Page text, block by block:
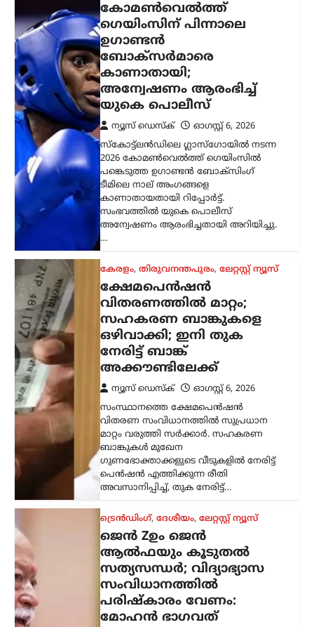
കേരളം,തിരുവനന്തപുരം,ലേറ്റസ്റ്റ് ന്യൂസ്
ക്ഷേമപെൻഷൻ
വിതരണത്തിൽ മാറ്റം;
സഹകരണ ബാങ്കുകളെ
ഒഴിവാക്കി; ഇനി തുക
നേരിട്ട് ബാങ്ക്
അക്കൗണ്ടിലേക്ക്
ന്യൂസ് ഡെസ്ക്
ഓഗസ്റ്റ്‌ 6, 2026
സംസ്ഥാനത്തെ ക്ഷേമപെൻഷൻ
വിതരണ സംവിധാനത്തിൽ സുപ്രധാന
മാറ്റം വരുത്തി സർക്കാർ. സഹകരണ
ബാങ്കുകൾ മുഖേന
ഗുണഭോക്താക്കളുടെ വീടുകളിൽ നേരിട്ട്
പെൻഷൻ എത്തിക്കുന്ന രീതി
അവസാനിപ്പിച്ച്, തുക നേരിട്ട്…
ട്രെൻഡിംഗ്
ജെൻ Zഉം ജെൻ
ആൽഫയും കൂടുതൽ
സത്യസന്ധർ; വിദ്യാഭ്യാസ
സംവിധാനത്തിൽ
പരിഷ്കാരം വേണം:
മോഹൻ ഭാഗവത്
രാജ്യത്തെ യുവതലമുറയെയും
വിദ്യാഭ്യാസ സമ്പ്രദായത്തെയും കുറിച്ച്
ശ്രദ്ധേയമായ പരാമർശങ്ങളുമായി
ആർ.എസ്.എസ് മേധാവി മോഹൻ
ഭാഗവത്. നിലവിലെ മുതിർന്ന
തലമുറയെക്കാൾ കൂടുതൽ
സത്യസന്ധതയും തുറന്ന മനസും ‘ജെൻ
Z’യും…
അന്താരാഷ്ട്രം,ട്രെൻഡിംഗ്,
ലേറ്റസ്റ്റ് ന്യൂസ്
കൊടുംചൂടിൽ നായിറച്ചി
സൂപ്പ് കുടിക്കാൻ
സർക്കാർ നിർദേശം;
ഉത്തരകൊറിയയുടെ
ഉപദേശം ചർച്ചയാകുന്നു